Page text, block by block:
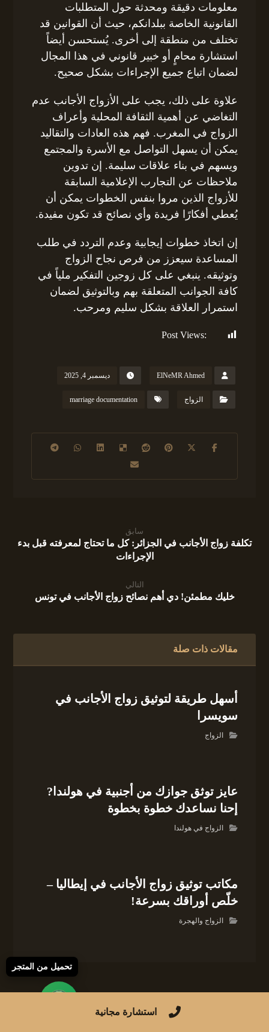
معلومات دقيقة ومحدثة حول المتطلبات
القانونية الخاصة ببلدانكم، حيث أن القوانين قد
تختلف من منطقة إلى أخرى. يُستحسن أيضاً
استشارة محامٍ أو خبير قانوني في هذا المجال
لضمان اتباع جميع الإجراءات بشكل صحيح.
علاوة على ذلك، يجب على الأزواج الأجانب عدم
التغاضي عن أهمية الثقافة المحلية وأعراف
الزواج في المغرب. فهم هذه العادات والتقاليد
يمكن أن يسهل التواصل مع الأسرة والمجتمع
ويسهم في بناء علاقات سليمة. إن تدوين
ملاحظات عن التجارب الإعلامية السابقة
للأزواج الذين مروا بنفس الخطوات يمكن أن
يُعطي أفكارًا فريدة وأي نصائح قد تكون مفيدة.
إن اتخاذ خطوات إيجابية وعدم التردد في طلب
المساعدة سيعزز من فرص نجاح الزواج
وتوثيقه. ينبغي على كل زوجين التفكير ملياً في
كافة الجوانب المتعلقة بهم وبالتوثيق لضمان
استمرار العلاقة بشكل سليم ومرحب.
Post Views:
ElNeMR Ahmed ديسمبر 4, 2025
الزواج marriage documentation
سابق
تكلفة زواج الأجانب في الجزائر: كل ما تحتاج لمعرفته قبل بدء
الإجراءات
التالي
خليك مطمئن! دي أهم نصائح زواج الأجانب في تونس
مقالات ذات صلة
أسهل طريقة لتوثيق زواج الأجانب في
سويسرا
الزواج
عايز توثق جوازك من أجنبية في هولندا?
إحنا نساعدك خطوة بخطوة
الزواج في هولندا
مكاتب توثيق زواج الأجانب في إيطاليا –
خلّص أوراقك بسرعة!
الزواج والهجرة
استشارة مجانية
تحميل من المتجر